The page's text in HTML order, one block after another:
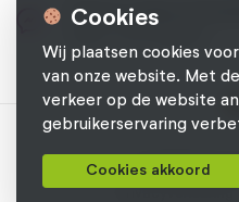
Stel je vraag op
© 2026
Privacyverklaring
Cookies
Wij plaatsen cookies
van onze website. Met
verkeer op de website
gebruikerservaring
Cookies akkoord